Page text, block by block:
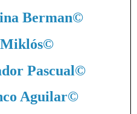
Berman©
©
Pascual©
Aguilar©